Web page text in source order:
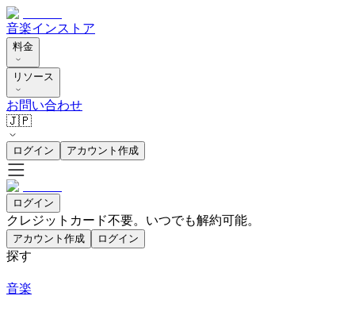
音楽インストア
料金
リソース
お問い合わせ
🇯🇵
ログイン アカウント作成
ログイン
クレジットカード不要。いつでも解約可能。
アカウント作成 ログイン
探す
音楽